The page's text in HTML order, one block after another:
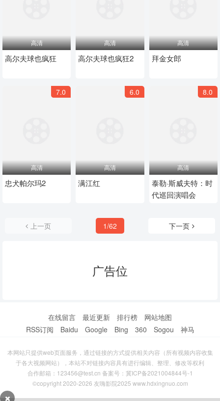
高清
高尔夫球也疯狂
高清
高尔夫球也疯狂2
高清
拜金女郎
7.0
高清
忠犬帕尔玛2
6.0
高清
满江红
8.0
高清
泰勒·斯威夫特：时
代巡回演唱会
上一页 1/62 下一页
广告位
在线留言 最近更新 排行榜
网站地图
RSS订阅
Baidu Google Bing 360 Sogou 神马
本网站只提供web页面服务，通过链接的方式提供相关内容（所有视频内容收集
于各大视频网站），本站不对链接内容具有进行编辑、整理、修改等权利
合作邮箱：123456@test.cn 备案号： 冀ICP备2021004844号-1
©copyright 2020-2026 友嗨影院2025 www.hdxingnuo.com